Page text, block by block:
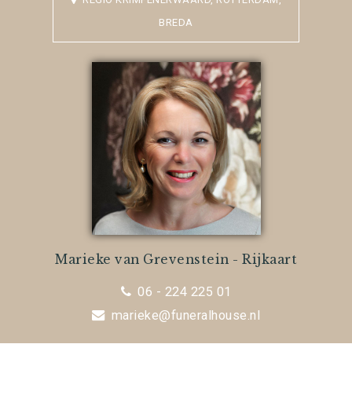
BREDA
Marieke van Grevenstein - Rijkaart
06 - 224 225 01
marieke@funeralhouse.nl